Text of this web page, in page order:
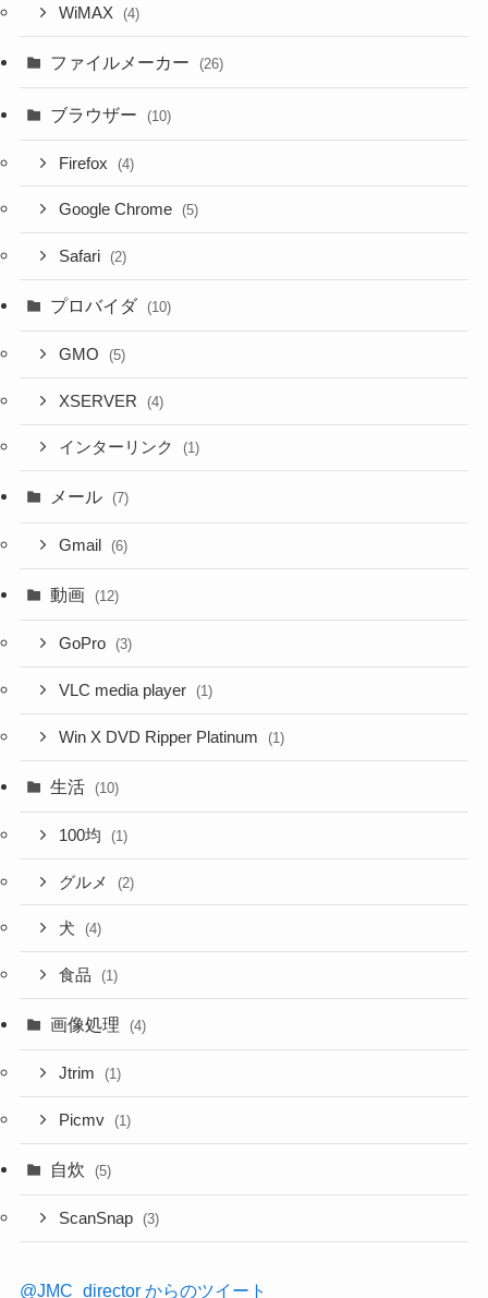
WiMAX (4)
ファイルメーカー (26)
ブラウザー (10)
Firefox (4)
Google Chrome (5)
Safari (2)
プロバイダ (10)
GMO (5)
XSERVER (4)
インターリンク (1)
メール (7)
Gmail (6)
動画 (12)
GoPro (3)
VLC media player (1)
Win X DVD Ripper Platinum (1)
生活 (10)
100均 (1)
グルメ (2)
犬 (4)
食品 (1)
画像処理 (4)
Jtrim (1)
Picmv (1)
自炊 (5)
ScanSnap (3)
@JMC_director からのツイート